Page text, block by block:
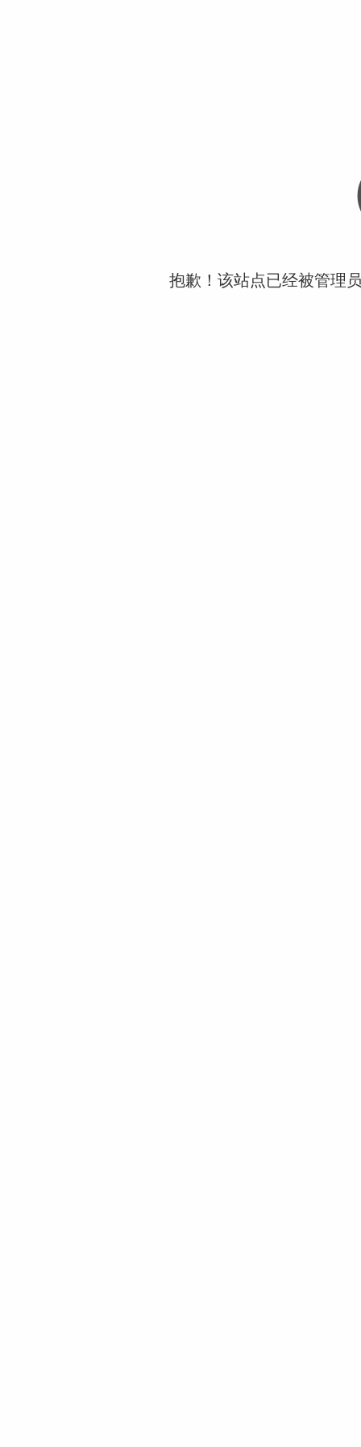
抱歉！该站点已经被管理